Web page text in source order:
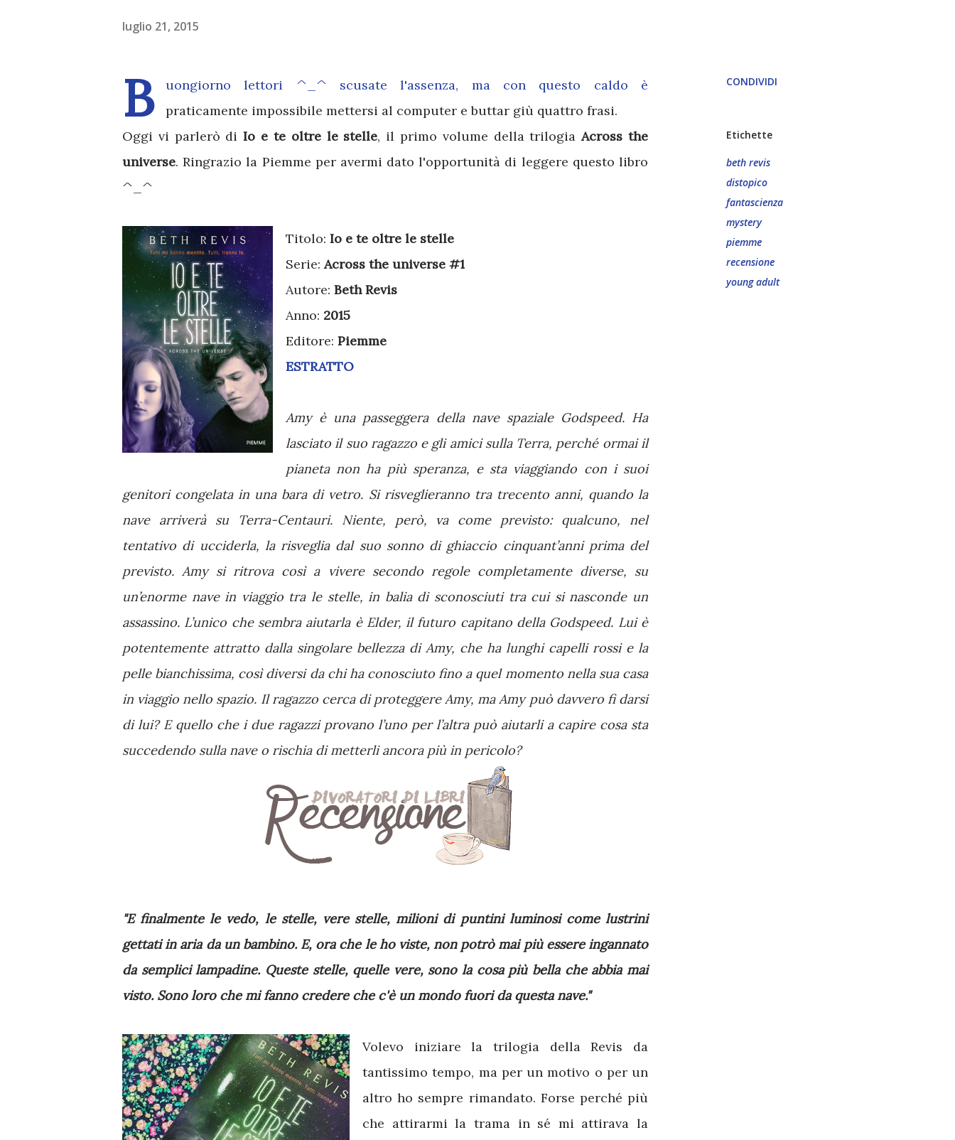
luglio 21, 2015
B
uongiorno lettori ^_^ scusate l'assenza, ma con questo caldo è
praticamente impossibile mettersi al computer e buttar giù quattro frasi.
Oggi vi parlerò diIo e te oltre le stelle, il primo volume della trilogiaAcross the
universe. Ringrazio la Piemme per avermi dato l'opportunità di leggere questo libro
^_^
Titolo: Io e te oltre le stelle
Serie:Across the universe #1
Autore: Beth Revis
Anno: 2015
Editore: Piemme
ESTRATTO
Amy è una passeggera della nave spaziale Godspeed. Ha
lasciato il suo ragazzo e gli amici sulla Terra, perché ormai il
pianeta non ha più speranza, e sta viaggiando con i suoi
genitori congelata in una bara di vetro. Si risveglieranno tra trecento anni, quando la
nave arriverà su Terra-Centauri. Niente, però, va come previsto: qualcuno, nel
tentativo di ucciderla, la risveglia dal suo sonno di ghiaccio cinquant’anni prima del
previsto. Amy si ritrova così a vivere secondo regole completamente diverse, su
un’enorme nave in viaggio tra le stelle, in balia di sconosciuti tra cui si nasconde un
assassino. L’unico che sembra aiutarla è Elder, il futuro capitano della Godspeed. Lui è
potentemente attratto dalla singolare bellezza di Amy, che ha lunghi capelli rossi e la
pelle bianchissima, così diversi da chi ha conosciuto fino a quel momento nella sua casa
in viaggio nello spazio. Il ragazzo cerca di proteggere Amy, ma Amy può davvero fi darsi
di lui? E quello che i due ragazzi provano l’uno per l’altra può aiutarli a capire cosa sta
succedendo sulla nave o rischia di metterli ancora più in pericolo?
"E finalmente le vedo, le stelle, vere stelle, milioni di puntini luminosi come lustrini
gettati in aria da un bambino. E, ora che le ho viste, non potrò mai più essere ingannato
da semplici lampadine. Queste stelle, quelle vere, sono la cosa più bella che abbia mai
visto. Sono loro che mi fanno credere che c'è un mondo fuori da questa nave."
Volevo iniziare la trilogia della Revis da
tantissimo tempo, ma per un motivo o per un
altro ho sempre rimandato. Forse perché più
che attirarmi la trama in sé mi attirava la
CONDIVIDI
Etichette
beth revis
distopico
fantascienza
mystery
piemme
recensione
young adult